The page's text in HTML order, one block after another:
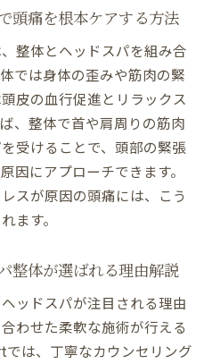
体×ヘッドスパの違いと
が提案する施術選びのコ
体とヘッドスパの相乗効
アとヘッドスパの連携効
ヘッドスパはなぜ有効
体×ヘッドスパ体験談を
ドスパを選ぶべき理由と
頭痛を根本ケアする方法
整体とヘッドスパを組み合
では身体の歪みや筋肉の緊
皮の血行促進とリラックス
、整体で首や肩周りの筋肉
受けることで、頭部の緊張
因にアプローチできます。
スが原因の頭痛には、こう
ます。
整体が選ばれる理由解説
ッドスパが注目される理由
わせた柔軟な施術が行える
は、丁寧なカウンセリング